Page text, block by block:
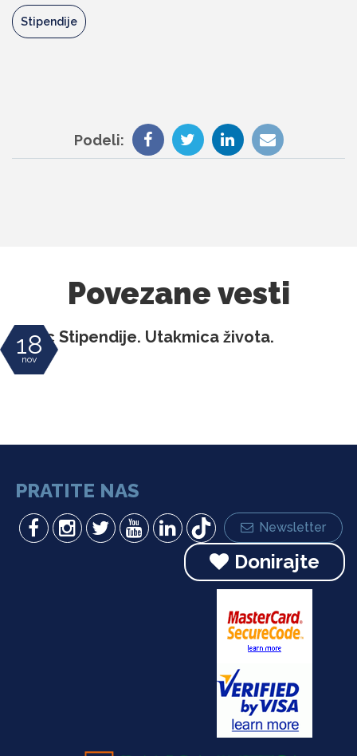
Stipendije
Podeli:
Povezane vesti
18
nov
Divac Stipendije. Utakmica života.
PRATITE NAS
Newsletter
Donirajte